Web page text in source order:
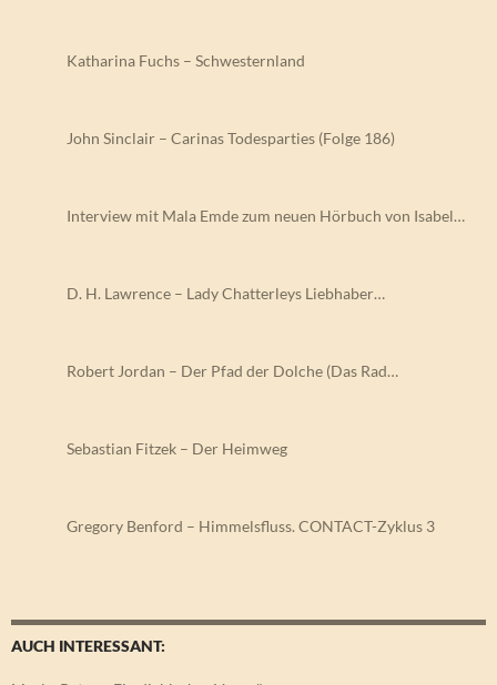
Katharina Fuchs – Schwesternland
John Sinclair – Carinas Todesparties (Folge 186)
Interview mit Mala Emde zum neuen Hörbuch von Isabel…
D. H. Lawrence – Lady Chatterleys Liebhaber…
Robert Jordan – Der Pfad der Dolche (Das Rad…
Sebastian Fitzek – Der Heimweg
Gregory Benford – Himmelsfluss. CONTACT-Zyklus 3
AUCH INTERESSANT: